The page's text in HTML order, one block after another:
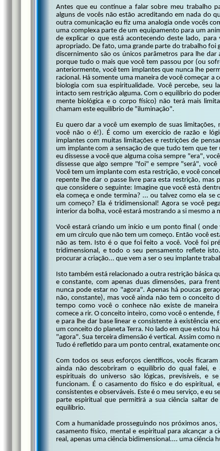
Antes que eu continue a falar sobre meu trabalho
alguns de vocês não estão acreditando em nada do
outra comunicação eu fiz uma analogia onde vocês
uma complexa parte de um equipamento para um
de explicar o que está acontecendo deste lado,
apropriado. De fato, uma grande parte do trabalho foi
discernimento são os únicos parâmetros para lhe
porque tudo o mais que você tem passou por (ou
anteriormente, você tem implantes que nunca lhe
racional. Há somente uma maneira de você começar
biologia com sua espiritualidade. Você percebe,
intacto sem restrição alguma. Com o equilíbrio do
mente biológica e o corpo físico) não terá mais
chamam este equilíbrio de "iluminação".
Eu quero dar a você um exemplo de suas
você não o é!). É como um exercício de razão e
implantes com muitas limitações e restrições de
um implante com a sensação de que tudo tem que
eu dissesse a você que alguma coisa sempre "era",
dissesse que algo sempre "foi" e sempre "será",
Você tem um implante com esta restrição, e você
repente lhe dar o passe livre para esta restrição, mas
que considere o seguinte: Imagine que você está
ela começa e onde termina? ... ou talvez como ela
um começo? Ela é tridimensional! Agora se você
interior da bolha, você estará mostrando a si mesmo a
Você estará criando um início e um ponto final (
em um círculo que não tem um começo. Então você
não as tem. Isto é o que foi feito a você. Você foi
tridimensional, e todo o seu pensamento reflete
procurar a criação... que vem a ser o seu implante
Isto também está relacionado a outra restrição básica
e constante, com apenas duas dimensões, para
nunca pode estar no "agora". Apenas há poucas
não, constante), mas você ainda não tem o conceito
tempo como você o conhece não existe de
comece a rir. O conceito inteiro, como você o entende,
e para lhe dar base linear e consistente à existência
um conceito do planeta Terra. No lado em que estou
"agora". Sua terceira dimensão é vertical. Assim
Tudo é refletido para um ponto central, exatamente
Com todos os seus esforços científicos, vocês
ainda não descobriram o equilíbrio do qual falei, e
espirituais do universo são lógicas, previsíveis, e
funcionam. É o casamento do físico e do espiritual,
consistentes e observáveis. Este é o meu serviço, e eu
parte espiritual que permitirá a sua ciência saltar
equilíbrio.
Com a humanidade prosseguindo nos próximos
casamento físico, mental e espiritual para alcançar a
real, apenas uma ciência bidimensional.... uma ciência